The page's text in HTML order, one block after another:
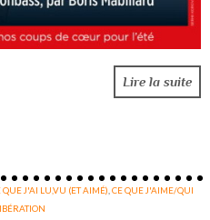
Lire la suite
QUE J'AI LU,VU (ET AIMÉ) ,CE QUE J'AIME/QUI